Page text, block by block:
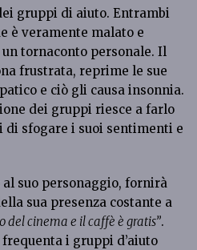
gruppi di aiuto. Entrambi
è veramente malato e
tornaconto personale. Il
frustrata, reprime le sue
e ciò gli causa insonnia.
dei gruppi riesce a farlo
sfogare i suoi sentimenti e
al suo personaggio, fornirà
sua presenza costante a
del cinema e il caffè è gratis”.
i gruppi d’aiuto